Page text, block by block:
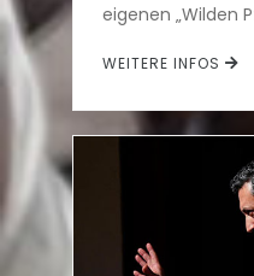
eigenen „Wilden
WEITERE INFOS